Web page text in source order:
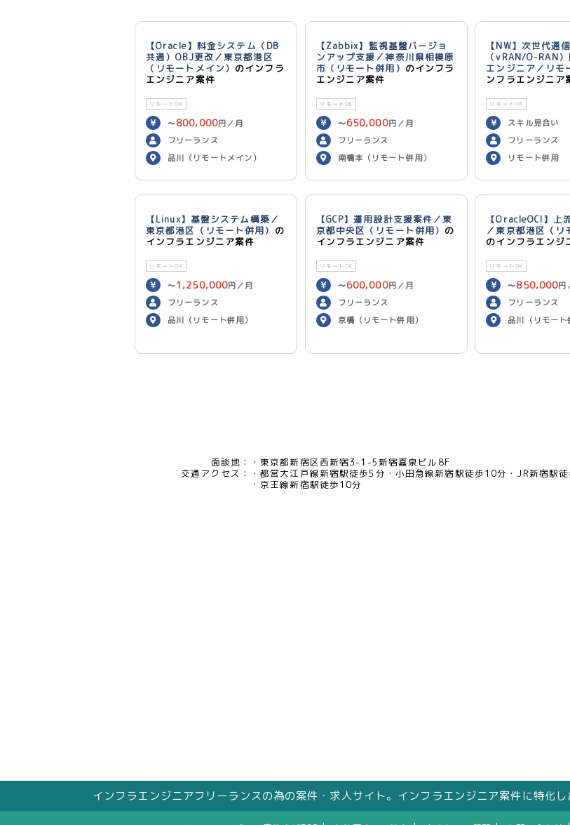
【Oracle】料金システム（DB
共通）OBJ更改／東京都港区
（リモートメイン） のインフラ
エンジニア案件
リモートOK
〜800,000円／月
フリーランス
品川（リモートメイン）
【Zabbix】監視基盤バージョ
ンアップ支援／神奈川県相模原
市（リモート併用） のインフラ
エンジニア案件
リモートOK
〜650,000円／月
フリーランス
南橋本（リモート併用）
【NW】次世代通
（vRAN/O-RAN
エンジニア／リモ
ンフラエンジニア
リモートOK
スキル見合い
フリーランス
リモート併用
【Linux】基盤システム構築／
東京都港区（リモート併用） の
インフラエンジニア案件
リモートOK
〜1,250,000円／月
フリーランス
品川（リモート併用）
【GCP】運用設計支援案件／東
京都中央区（リモート併用） の
インフラエンジニア案件
リモートOK
〜600,000円／月
フリーランス
京橋（リモート併用）
【OracleOCI】上
／東京都港区（リ
のインフラエンジ
リモートOK
〜850,000円
フリーランス
品川（リモート
面談地：
東京都新宿区西新宿3-1-5新宿嘉泉ビル8F
交通アクセス：
都営大江戸線新宿駅徒歩5分 小田急線新宿駅徒歩10分 JR新宿駅
京王線新宿駅徒歩10分
インフラエンジニアフリーランスの為の案件・求人サイト。インフラエンジニア案件に特化